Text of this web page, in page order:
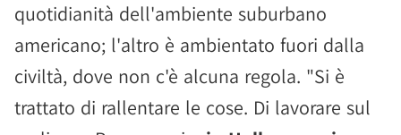
quotidianità dell'ambiente suburbano
americano; l'altro è ambientato fuori dalla
civiltà, dove non c'è alcuna regola. "Si è
trattato di rallentare le cose. Di lavorare sul